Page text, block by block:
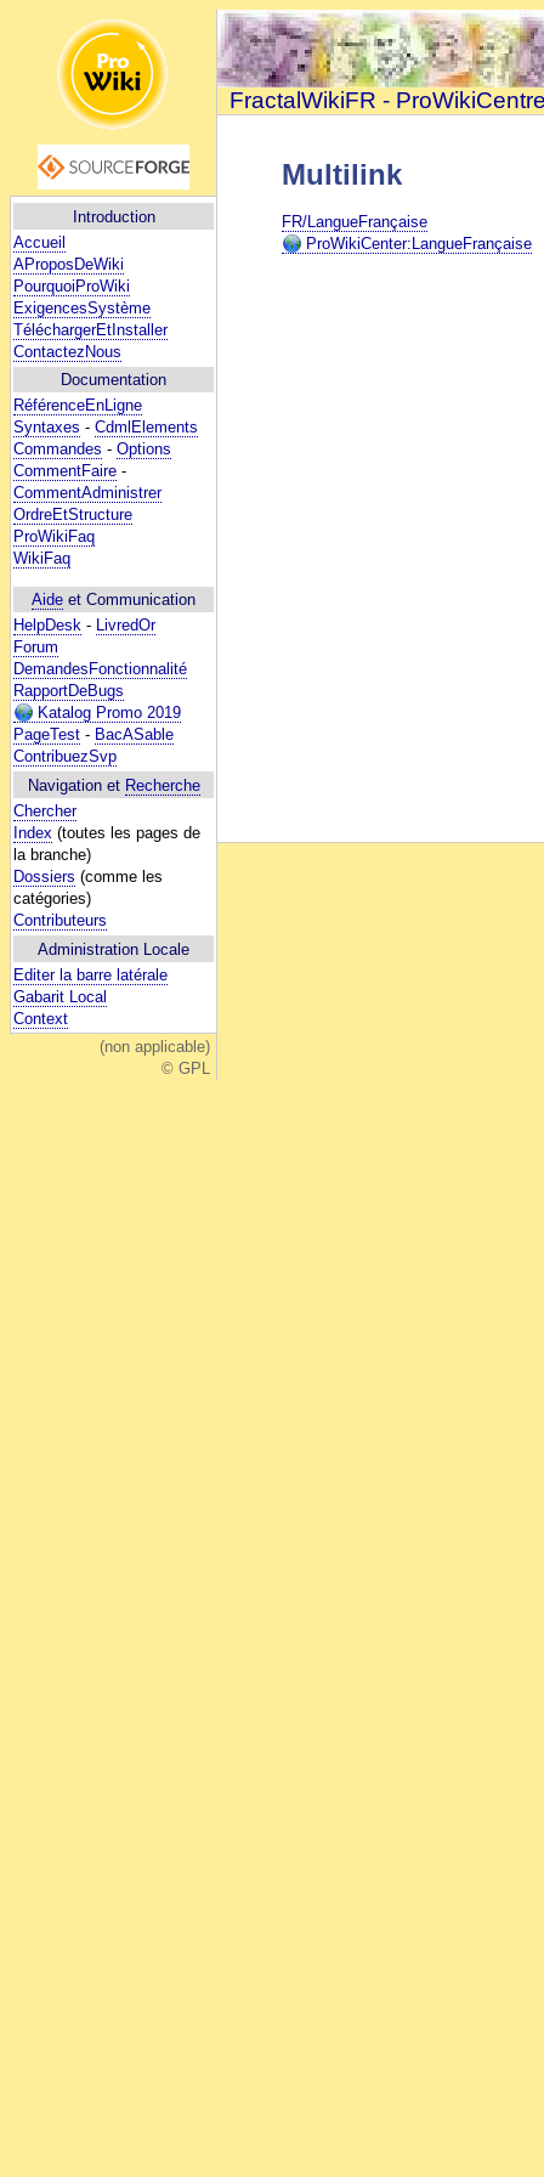
Introduction
Accueil
AProposDeWiki
PourquoiProWiki
ExigencesSystème
TéléchargerEtInstaller
ContactezNous
Documentation
RéférenceEnLigne
Syntaxes - CdmlElements
Commandes - Options
CommentFaire -
CommentAdministrer
OrdreEtStructure
ProWikiFaq
WikiFaq
Aide et Communication
HelpDesk - LivredOr
Forum
DemandesFonctionnalité
RapportDeBugs
Katalog Promo 2019
PageTest - BacASable
ContribuezSvp
Navigation et Recherche
Chercher
Index (toutes les pages de
la branche)
Dossiers (comme les
catégories)
Contributeurs
Administration Locale
Editer la barre latérale
Gabarit Local
Context
(non applicable)
© GPL
FractalWikiFR -
Multilink
FR/LangueFrançaise
ProWikiCenter:LangueFrançaise